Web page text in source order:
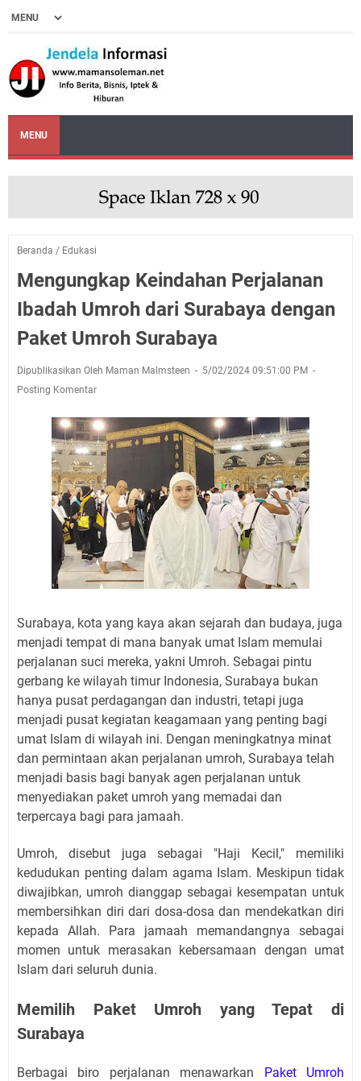
MENU
Beranda / Edukasi
Mengungkap Keindahan Perjalanan
Ibadah Umroh dari Surabaya dengan
Paket Umroh Surabaya
Dipublikasikan Oleh Maman Malmsteen
5/02/2024 09:51:00 PM
Posting Komentar
Surabaya, kota yang kaya akan sejarah dan budaya, juga
menjadi tempat di mana banyak umat Islam memulai
perjalanan suci mereka, yakni Umroh. Sebagai pintu
gerbang ke wilayah timur Indonesia, Surabaya bukan
hanya pusat perdagangan dan industri, tetapi juga
menjadi pusat kegiatan keagamaan yang penting bagi
umat Islam di wilayah ini. Dengan meningkatnya minat
dan permintaan akan perjalanan umroh, Surabaya telah
menjadi basis bagi banyak agen perjalanan untuk
menyediakan paket umroh yang memadai dan
terpercaya bagi para jamaah.
Umroh, disebut juga sebagai "Haji Kecil," memiliki
kedudukan penting dalam agama Islam. Meskipun tidak
diwajibkan, umroh dianggap sebagai kesempatan untuk
membersihkan diri dari dosa-dosa dan mendekatkan diri
kepada Allah. Para jamaah memandangnya sebagai
momen untuk merasakan kebersamaan dengan umat
Islam dari seluruh dunia.
Memilih Paket Umroh yang Tepat di
Surabaya
Berbagai biro perjalanan menawarkan Paket Umroh